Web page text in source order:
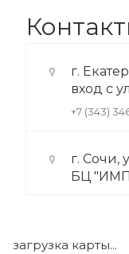
г.
вход с
+7 (343)
г. Сочи,
БЦ
загрузка карты...